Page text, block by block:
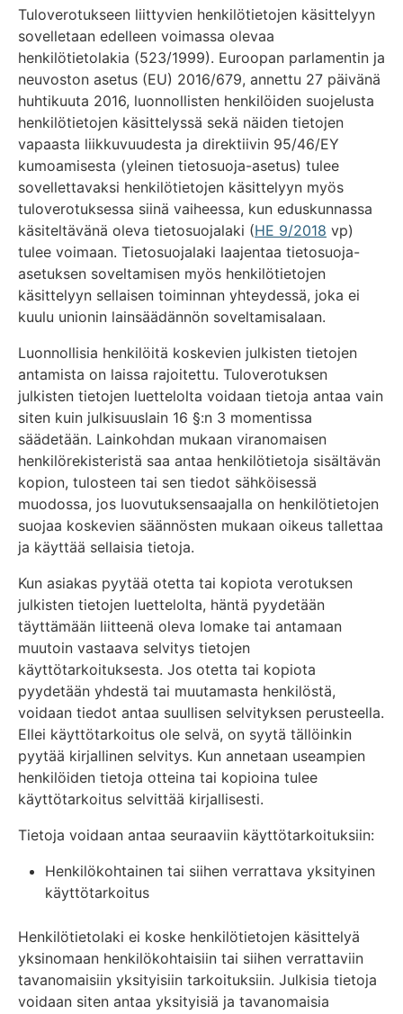
Tuloverotukseen liittyvien henkilötietojen käsittelyyn
sovelletaan edelleen voimassa olevaa
henkilötietolakia (523/1999). Euroopan parlamentin ja
neuvoston asetus (EU) 2016/679, annettu 27 päivänä
huhtikuuta 2016, luonnollisten henkilöiden suojelusta
henkilötietojen käsittelyssä sekä näiden tietojen
vapaasta liikkuvuudesta ja direktiivin 95/46/EY
kumoamisesta (yleinen tietosuoja-asetus) tulee
sovellettavaksi henkilötietojen käsittelyyn myös
tuloverotuksessa siinä vaiheessa, kun eduskunnassa
käsiteltävänä oleva tietosuojalaki (HE 9/2018 vp)
tulee voimaan. Tietosuojalaki laajentaa tietosuoja-
asetuksen soveltamisen myös henkilötietojen
käsittelyyn sellaisen toiminnan yhteydessä, joka ei
kuulu unionin lainsäädännön soveltamisalaan.
Luonnollisia henkilöitä koskevien julkisten tietojen
antamista on laissa rajoitettu. Tuloverotuksen
julkisten tietojen luettelolta voidaan tietoja antaa vain
siten kuin julkisuuslain 16 §:n 3 momentissa
säädetään. Lainkohdan mukaan viranomaisen
henkilörekisteristä saa antaa henkilötietoja sisältävän
kopion, tulosteen tai sen tiedot sähköisessä
muodossa, jos luovutuksensaajalla on henkilötietojen
suojaa koskevien säännösten mukaan oikeus tallettaa
ja käyttää sellaisia tietoja.
Kun asiakas pyytää otetta tai kopiota verotuksen
julkisten tietojen luettelolta, häntä pyydetään
täyttämään liitteenä oleva lomake tai antamaan
muutoin vastaava selvitys tietojen
käyttötarkoituksesta. Jos otetta tai kopiota
pyydetään yhdestä tai muutamasta henkilöstä,
voidaan tiedot antaa suullisen selvityksen perusteella.
Ellei käyttötarkoitus ole selvä, on syytä tällöinkin
pyytää kirjallinen selvitys. Kun annetaan useampien
henkilöiden tietoja otteina tai kopioina tulee
käyttötarkoitus selvittää kirjallisesti.
Tietoja voidaan antaa seuraaviin käyttötarkoituksiin:
Henkilökohtainen tai siihen verrattava yksityinen
käyttötarkoitus
Henkilötietolaki ei koske henkilötietojen käsittelyä
yksinomaan henkilökohtaisiin tai siihen verrattaviin
tavanomaisiin yksityisiin tarkoituksiin. Julkisia tietoja
voidaan siten antaa yksityisiä ja tavanomaisia